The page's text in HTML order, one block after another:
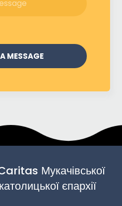
MESSAGE
Мукачівської
єпархії